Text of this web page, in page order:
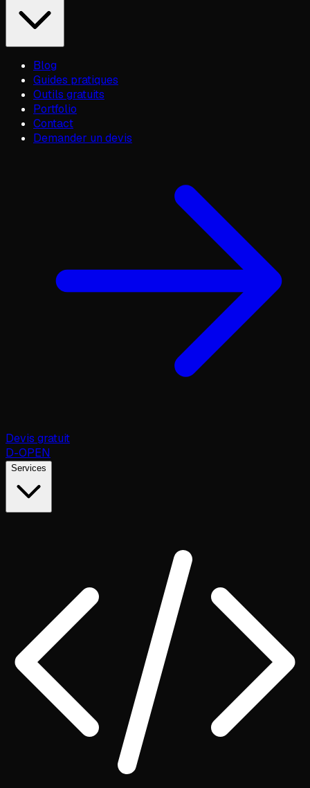
Blog
Guides pratiques
Outils gratuits
Portfolio
Contact
Demander un devis
Devis gratuit
D-OPEN
Services